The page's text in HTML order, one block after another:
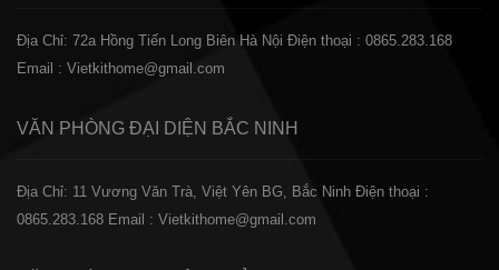
Địa Chỉ: 72a Hồng Tiến Long Biên Hà Nội Điện thoại : 0865.283.168
Email : Vietkithome@gmail.com
VĂN PHÒNG ĐẠI DIỆN BẮC NINH
Địa Chỉ: 11 Vương Văn Trà, Việt Yên BG, Bắc Ninh Điện thoại :
0865.283.168 Email : Vietkithome@gmail.com